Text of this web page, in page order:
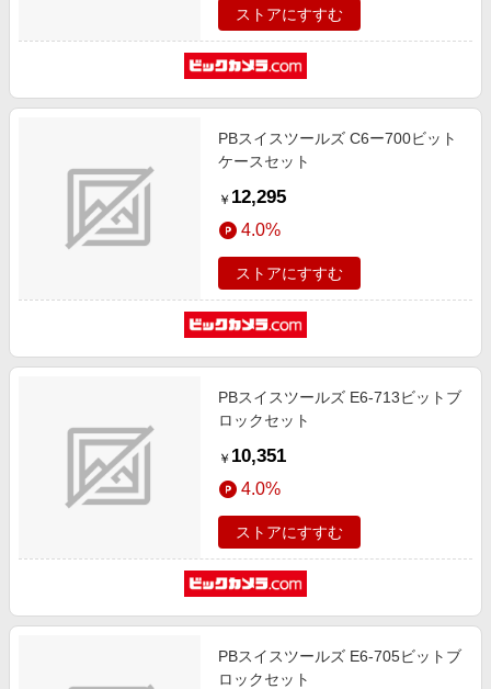
ストアにすすむ
PBスイスツールズ C6ー700ビット
ケースセット
￥ 12,295
4.0%
ストアにすすむ
PBスイスツールズ E6-713ビットブ
ロックセット
￥ 10,351
4.0%
ストアにすすむ
PBスイスツールズ E6-705ビットブ
ロックセット